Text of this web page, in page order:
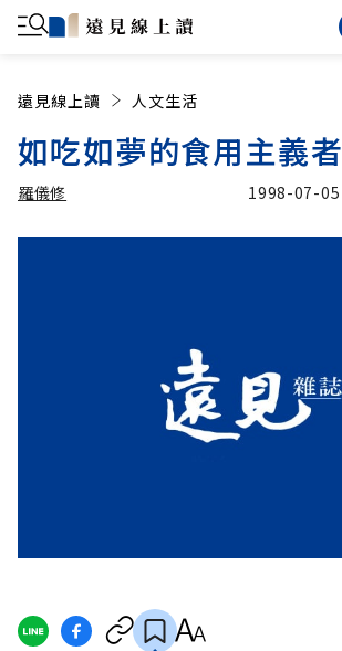
遠見線上讀 人文生活
如吃如夢的食用主義者
羅儀修 1998-07-05